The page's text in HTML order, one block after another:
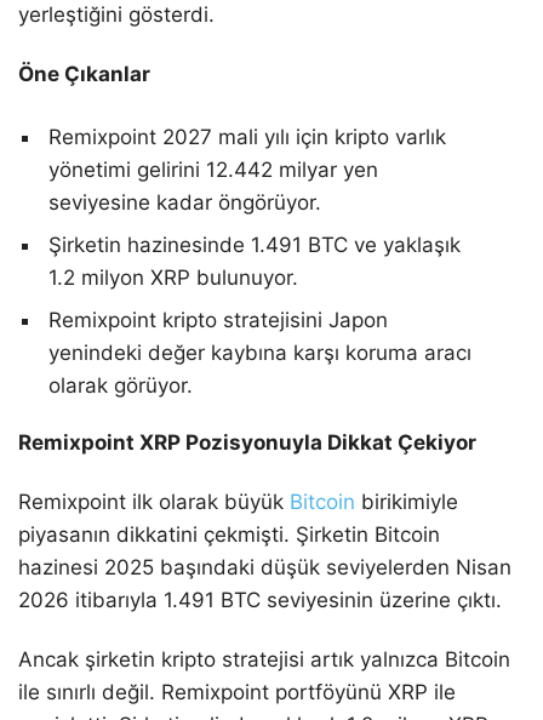
yerleştiğini gösterdi.
Öne Çıkanlar
Remixpoint 2027 mali yılı için kripto varlık
yönetimi gelirini 12.442 milyar yen
seviyesine kadar öngörüyor.
Şirketin hazinesinde 1.491 BTC ve yaklaşık
1.2 milyon XRP bulunuyor.
Remixpoint kripto stratejisini Japon
yenindeki değer kaybına karşı koruma aracı
olarak görüyor.
Remixpoint XRP Pozisyonuyla Dikkat Çekiyor
Remixpoint ilk olarak büyük Bitcoin birikimiyle
piyasanın dikkatini çekmişti. Şirketin Bitcoin
hazinesi 2025 başındaki düşük seviyelerden Nisan
2026 itibarıyla 1.491 BTC seviyesinin üzerine çıktı.
Ancak şirketin kripto stratejisi artık yalnızca Bitcoin
ile sınırlı değil. Remixpoint portföyünü XRP ile